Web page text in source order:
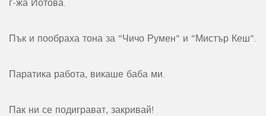
г-жа Йотова.
Пък и пообраха тона за "Чичо Румен" и "Мистър Кеш".
Паратика работа, викаше баба ми.
Пак ни се подиграват, закривай!